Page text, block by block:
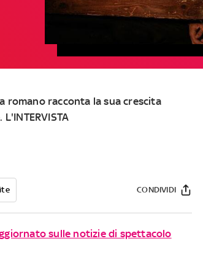
romano racconta la sua crescita
CONDIVIDI
sulle notizie di spettacolo